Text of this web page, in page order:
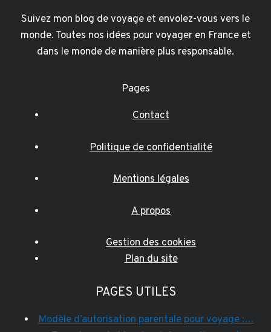
Suivez mon blog de voyage et envolez-vous vers le
monde. Toutes nos idées pour voyager en France et
dans le monde de manière plus responsable.
Pages
Contact
Politique de confidentialité
Mentions légales
A propos
Gestion des cookies
Plan du site
PAGES UTILES
Modèle d’autorisation parentale pour voyage :…